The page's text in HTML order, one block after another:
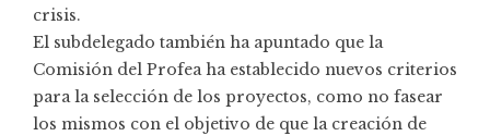
crisis.
El subdelegado también ha apuntado que la
Comisión del Profea ha establecido nuevos criterios
para la selección de los proyectos, como no fasear
los mismos con el objetivo de que la creación de